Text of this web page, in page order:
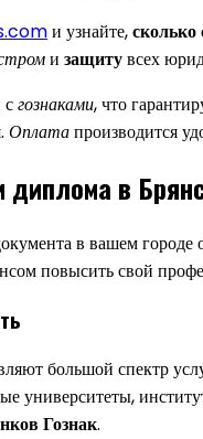
и узнайте,сколько
и защитувсех
сгознаками, что
Оплатапроизводится
диплома в
в вашем
повысить свой
большой спектр
университеты,
Гознак.